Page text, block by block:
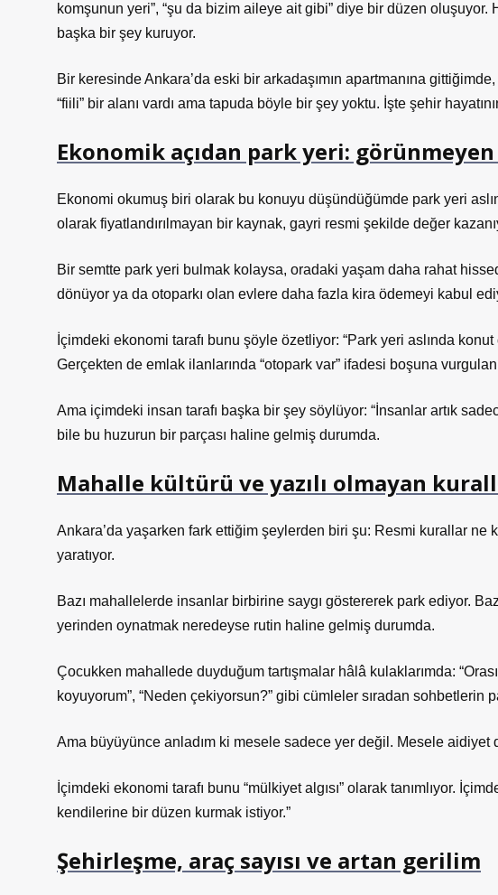
komşunun yeri”, “şu da bizim aileye ait gibi” diye bir düzen
başka bir şey kuruyor.
Bir keresinde Ankara’da eski bir arkadaşımın apartmanına
“fiili” bir alanı vardı ama tapuda böyle bir şey yoktu. İşte şehir
Ekonomik açıdan park yeri:
Ekonomi okumuş biri olarak bu konuyu düşündüğümde park yeri
olarak fiyatlandırılmayan bir kaynak, gayri resmi şekilde değer
Bir semtte park yeri bulmak kolaysa, oradaki yaşam daha rahat
dönüyor ya da otoparkı olan evlere daha fazla kira ödemeyi kabul
İçimdeki ekonomi tarafı bunu şöyle özetliyor: “Park yeri aslında
Gerçekten de emlak ilanlarında “otopark var” ifadesi boşuna
Ama içimdeki insan tarafı başka bir şey söylüyor: “İnsanlar artık
bile bu huzurun bir parçası haline gelmiş durumda.
Mahalle kültürü ve yazılı olmayan
Ankara’da yaşarken fark ettiğim şeylerden biri şu: Resmi kurallar
yaratıyor.
Bazı mahallelerde insanlar birbirine saygı göstererek park ediyor.
yerinden oynatmak neredeyse rutin haline gelmiş durumda.
Çocukken mahallede duyduğum tartışmalar hâlâ kulaklarımda:
koyuyorum”, “Neden çekiyorsun?” gibi cümleler sıradan sohbetlerin
Ama büyüyünce anladım ki mesele sadece yer değil. Mesele aidiyet
İçimdeki ekonomi tarafı bunu “mülkiyet algısı” olarak tanımlıyor.
kendilerine bir düzen kurmak istiyor.”
Şehirleşme, araç sayısı ve artan gerilim